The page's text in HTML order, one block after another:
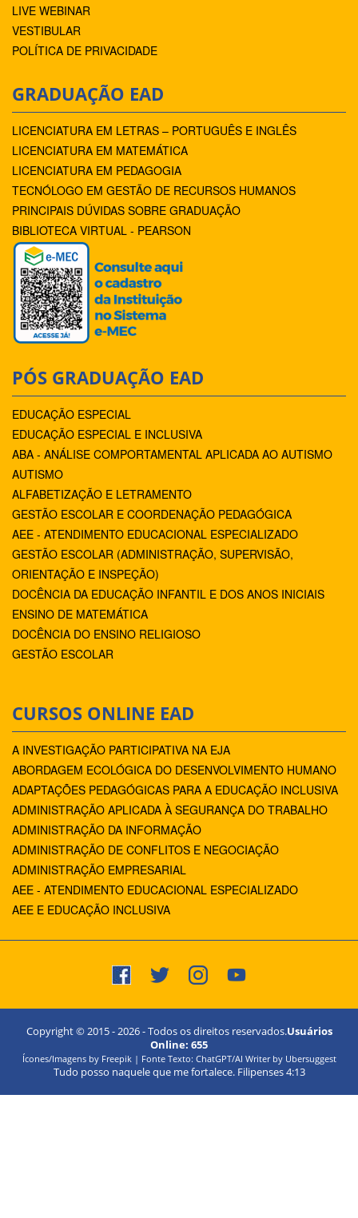
LIVE WEBINAR
VESTIBULAR
POLÍTICA DE PRIVACIDADE
GRADUAÇÃO EAD
LICENCIATURA EM LETRAS – PORTUGUÊS E INGLÊS
LICENCIATURA EM MATEMÁTICA
LICENCIATURA EM PEDAGOGIA
TECNÓLOGO EM GESTÃO DE RECURSOS HUMANOS
PRINCIPAIS DÚVIDAS SOBRE GRADUAÇÃO
BIBLIOTECA VIRTUAL - PEARSON
PÓS GRADUAÇÃO EAD
EDUCAÇÃO ESPECIAL
EDUCAÇÃO ESPECIAL E INCLUSIVA
ABA - ANÁLISE COMPORTAMENTAL APLICADA AO AUTISMO
AUTISMO
ALFABETIZAÇÃO E LETRAMENTO
GESTÃO ESCOLAR E COORDENAÇÃO PEDAGÓGICA
AEE - ATENDIMENTO EDUCACIONAL ESPECIALIZADO
GESTÃO ESCOLAR (ADMINISTRAÇÃO, SUPERVISÃO,
ORIENTAÇÃO E INSPEÇÃO)
DOCÊNCIA DA EDUCAÇÃO INFANTIL E DOS ANOS INICIAIS
ENSINO DE MATEMÁTICA
DOCÊNCIA DO ENSINO RELIGIOSO
GESTÃO ESCOLAR
CURSOS ONLINE EAD
A INVESTIGAÇÃO PARTICIPATIVA NA EJA
ABORDAGEM ECOLÓGICA DO DESENVOLVIMENTO HUMANO
ADAPTAÇÕES PEDAGÓGICAS PARA A EDUCAÇÃO INCLUSIVA
ADMINISTRAÇÃO APLICADA À SEGURANÇA DO TRABALHO
ADMINISTRAÇÃO DA INFORMAÇÃO
ADMINISTRAÇÃO DE CONFLITOS E NEGOCIAÇÃO
ADMINISTRAÇÃO EMPRESARIAL
AEE - ATENDIMENTO EDUCACIONAL ESPECIALIZADO
AEE E EDUCAÇÃO INCLUSIVA
Copyright © 2015 -2026- Todos os direitos reservados.Usuários
Online: 655
Ícones/Imagens by Freepik | Fonte Texto: ChatGPT/AI Writer by Ubersuggest
Tudo posso naquele que me fortalece. Filipenses 4:13